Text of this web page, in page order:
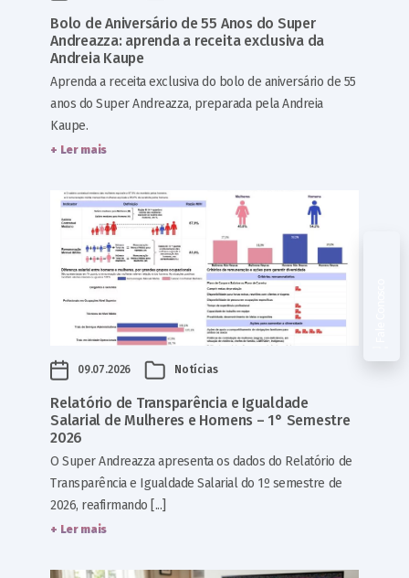
Bolo de Aniversário de 55 Anos do Super
Andreazza: aprenda a receita exclusiva da
Andreia Kaupe
Aprenda a receita exclusiva do bolo de aniversário de 55
anos do Super Andreazza, preparada pela Andreia
Kaupe.
+ Ler mais
09.07.2026 Notícias
Relatório de Transparência e Igualdade
Salarial de Mulheres e Homens – 1° Semestre
2026
O Super Andreazza apresenta os dados do Relatório de
Transparência e Igualdade Salarial do 1º semestre de
2026, reafirmando [...]
+ Ler mais